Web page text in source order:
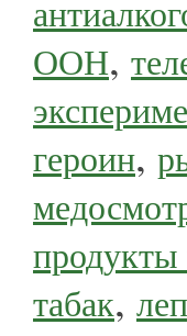
ООН,
героин,
продукты
табак,